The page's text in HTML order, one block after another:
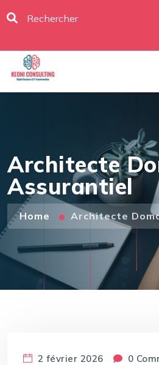
Architecte
Assurantiel
Home Architecte
2 février 2026
0